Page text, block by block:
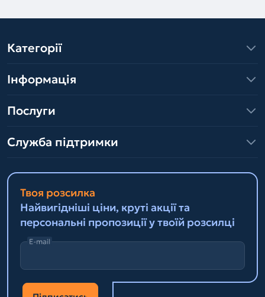
Категорії
Інформація
Послуги
Служба підтримки
Твоя розсилка
Найвигідніші ціни, круті акції та
персональні пропозиції у твоїй розсилці
E-mail